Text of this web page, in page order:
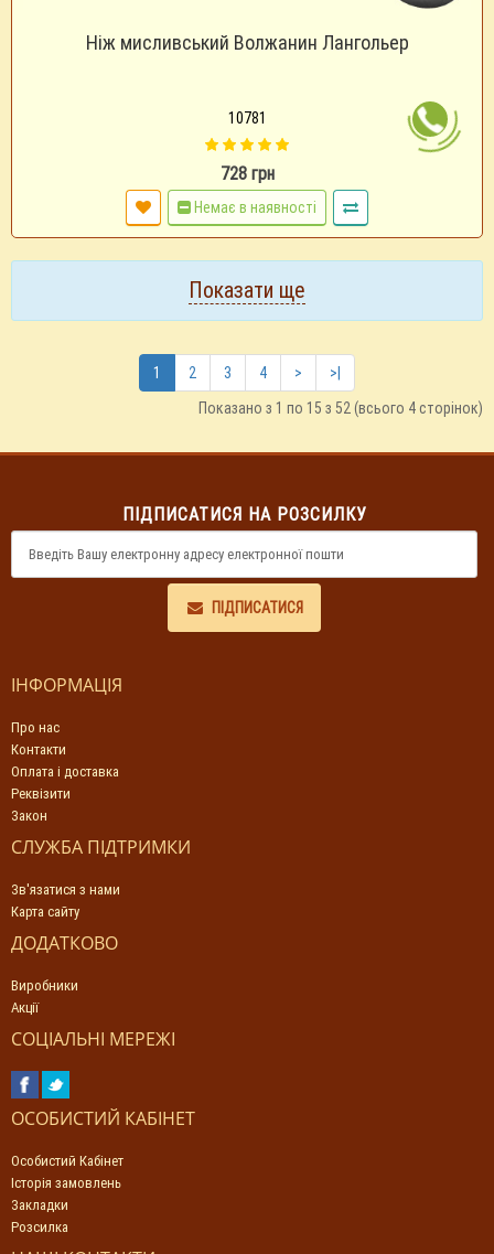
Ніж мисливський Волжанин Лангольер
10781
728 грн
Немає в наявності
Показати ще
1 2 3 4 >
>|
Показано з 1 по 15 з 52 (всього 4 сторінок)
ПІДПИСАТИСЯ НА РОЗСИЛКУ
ПІДПИСАТИСЯ
ІНФОРМАЦІЯ
Про нас
Контакти
Оплата і доставка
Реквізити
Закон
СЛУЖБА ПІДТРИМКИ
Зв'язатися з нами
Карта сайту
ДОДАТКОВО
Виробники
Акції
СОЦІАЛЬНІ МЕРЕЖІ
ОСОБИСТИЙ КАБІНЕТ
Особистий Кабінет
Історія замовлень
Закладки
Розсилка